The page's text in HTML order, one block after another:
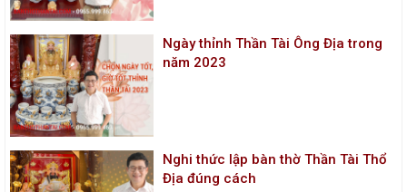
Ngày thỉnh Thần Tài Ông Địa trong
năm 2023
Nghi thức lập bàn thờ Thần Tài Thổ
Địa đúng cách